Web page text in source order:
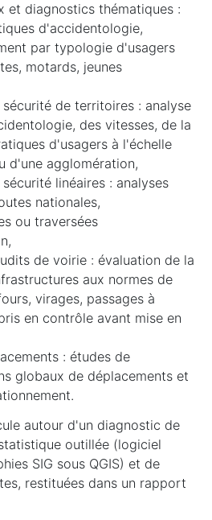
et diagnostics thématiques :
d'accidentologie,
par typologie d'usagers
motards, jeunes
de territoires : analyse
des vitesses, de la
d'usagers à l'échelle
d'une agglomération,
linéaires : analyses
nationales,
ou traversées
de voirie : évaluation de la
aux normes de
virages, passages à
en contrôle avant mise en
: études de
globaux de déplacements et
autour d'un diagnostic de
outillée (logiciel
SIG sous QGIS) et de
restituées dans un rapport